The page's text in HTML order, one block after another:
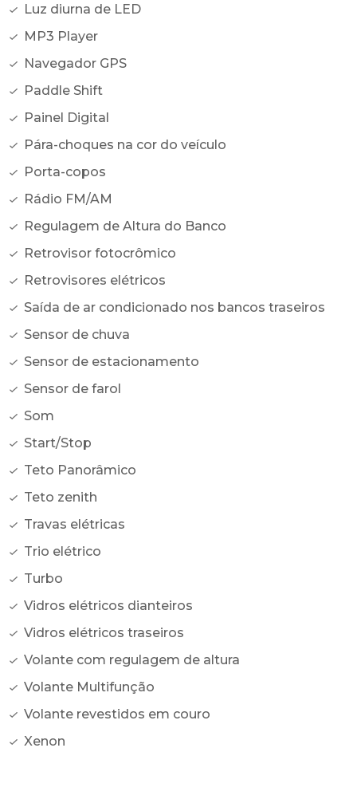
Luz diurna de LED
MP3 Player
Navegador GPS
Paddle Shift
Painel Digital
Pára-choques na cor do veículo
Porta-copos
Rádio FM/AM
Regulagem de Altura do Banco
Retrovisor fotocrômico
Retrovisores elétricos
Saída de ar condicionado nos bancos traseiros
Sensor de chuva
Sensor de estacionamento
Sensor de farol
Som
Start/Stop
Teto Panorâmico
Teto zenith
Travas elétricas
Trio elétrico
Turbo
Vidros elétricos dianteiros
Vidros elétricos traseiros
Volante com regulagem de altura
Volante Multifunção
Volante revestidos em couro
Xenon